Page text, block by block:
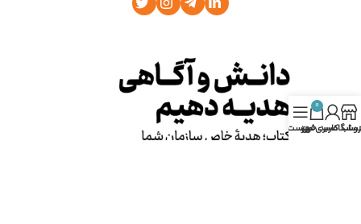
کاربری من
0
سبد خریدفهرست